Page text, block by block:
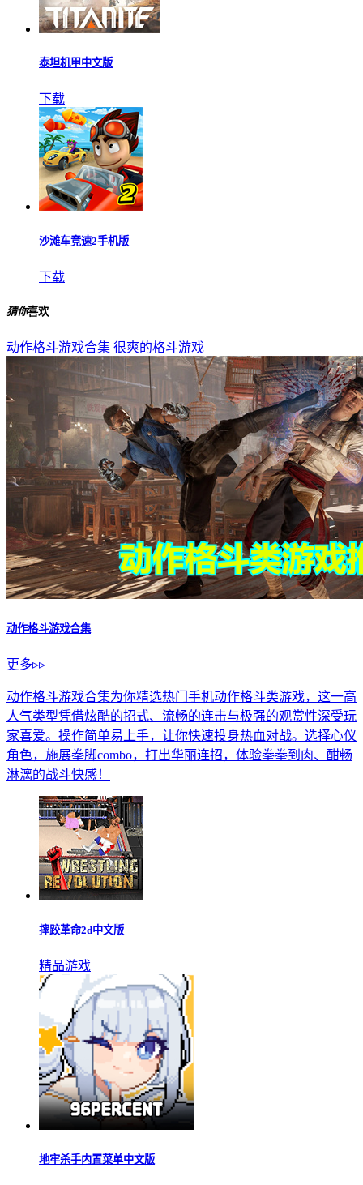
泰坦机甲中文版
下载
沙滩车竞速2手机版
下载
猜你喜欢
动作格斗游戏合集 很爽的格斗游戏
动作格斗游戏合集
更多▹▹
动作格斗游戏合集为你精选热门手机动作格斗类游戏，这一高
人气类型凭借炫酷的招式、流畅的连击与极强的观赏性深受玩
家喜爱。操作简单易上手，让你快速投身热血对战。选择心仪
角色，施展拳脚combo，打出华丽连招，体验拳拳到肉、酣畅
淋漓的战斗快感！
摔跤革命2d中文版
精品游戏
地牢杀手内置菜单中文版